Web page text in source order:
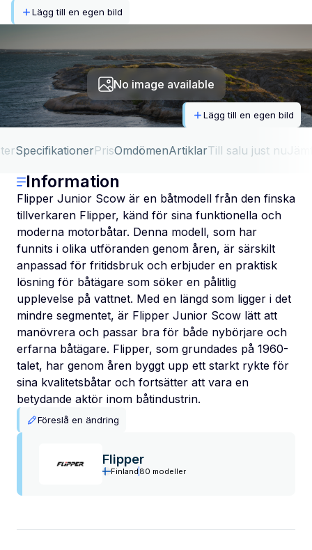
Lägg till en egen bild
No image available
Lägg till en egen bild
SpecifikationerPrisOmdömenArtiklarTill salu just nu
Information
Flipper Junior Scow är en båtmodell från den finska
tillverkaren Flipper, känd för sina funktionella och
moderna motorbåtar. Denna modell, som har
funnits i olika utföranden genom åren, är särskilt
anpassad för fritidsbruk och erbjuder en praktisk
lösning för båtägare som söker en pålitlig
upplevelse på vattnet. Med en längd som ligger i det
mindre segmentet, är Flipper Junior Scow lätt att
manövrera och passar bra för både nybörjare och
erfarna båtägare. Flipper, som grundades på 1960-
talet, har genom åren byggt upp ett starkt rykte för
sina kvalitetsbåtar och fortsätter att vara en
betydande aktör inom båtindustrin.
Föreslå en ändring
Flipper
Finland 80 modeller